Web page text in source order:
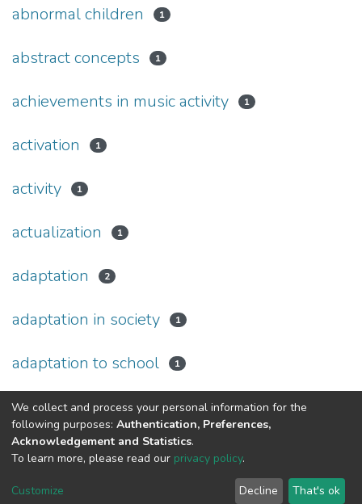
abnormal children 1
abstract concepts 1
achievements in music activity 1
activation 1
activity 1
actualization 1
adaptation 2
adaptation in society 1
adaptation to school 1
« 1(current)
2 3 4 5 ... 74 »
DSpace software and SSPU named after A.S. Makarenko
LYRASIS
We collect and process your personal information for the
following purposes: Authentication, Preferences,
Acknowledgement and Statistics.
To learn more, please read our privacy policy.
Customize Decline That's ok